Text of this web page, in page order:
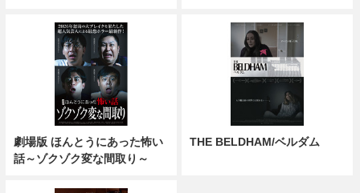
劇場版 ほんとうにあった怖い
話～ゾクゾク変な間取り～
THE BELDHAM/ベルダム